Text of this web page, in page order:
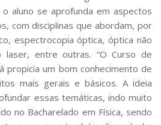
aluno se aprofunda em aspectos
com disciplinas que abordam, por
espectrocopia óptica, óptica não
laser, entre outras. “O Curso de
propicia um bom conhecimento de
mais gerais e básicos. A ideia
essas temáticas, indo muito
no Bacharelado em Física, sendo